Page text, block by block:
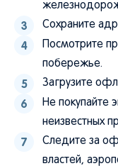
Сохраните
Посмотрите
побережье.
Загрузите
Не покупайте
неизвестных
Следите за
властей,